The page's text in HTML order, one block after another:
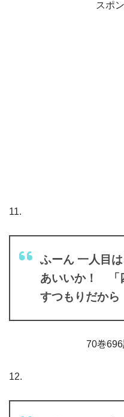
スポ
11.
ふーん 一人目
あいいか！ 「
すつもりだから
70巻
12.